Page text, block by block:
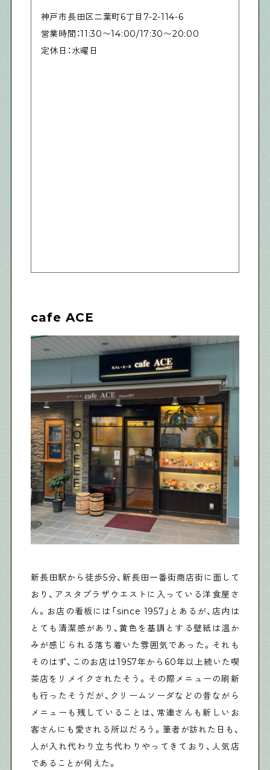
神戸市長田区二葉町6丁目7-2-114-6
営業時間：11:30〜14:00/17:30〜20:00
定休日：水曜日
cafe ACE
新長田駅から徒歩5分、新長田一番街商店街に面して
おり、アスタプラザウエストに入っている洋食屋さ
ん。お店の看板には「since 1957」とあるが、店内は
とても清潔感があり、黄色を基調とする壁紙は温か
みが感じられる落ち着いた雰囲気であった。それも
そのはず、このお店は1957年から60年以上続いた喫
茶店をリメイクされたそう。その際メニューの刷新
も行ったそうだが、クリームソーダなどの昔ながら
メニューも残していることは、常連さんも新しいお
客さんにも愛される所以だろう。筆者が訪れた日も、
人が入れ代わり立ち代わりやってきており、人気店
であることが伺えた。